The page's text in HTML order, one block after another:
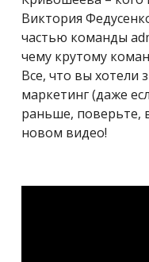
Виктория
частью команды
чему крутому
Все, что вы хотели
маркетинг (даже
раньше, поверьте,
новом видео!